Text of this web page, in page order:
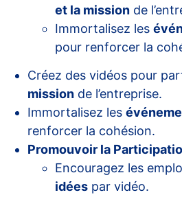
et la mission de
Immortalisez les
pour renforcer la
Créez des vidéos pour
mission de l’entreprise.
Immortalisez les
renforcer la cohésion.
Promouvoir la
Encouragez les
idées par vidéo.